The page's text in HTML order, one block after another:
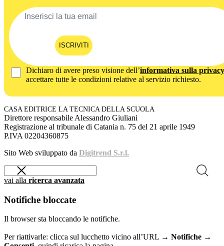
ISCRIVITI
Dichiaro di avere preso visione dell’informativa sulla privacy
accettare tutte le condizioni relative al servizio richiesto.
CASA EDITRICE LA TECNICA DELLA SCUOLA
Direttore responsabile Alessandro Giuliani
Registrazione al tribunale di Catania n. 75 del 21 aprile 1949
P.IVA 02204360875
Sito Web sviluppato da Digitrend S.r.l.
vai alla ricerca avanzata
Notifiche bloccate
Il browser sta bloccando le notifiche.
Per riattivarle: clicca sul lucchetto vicino all’URL → Notifiche →